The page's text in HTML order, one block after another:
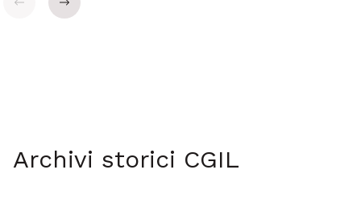
Indietro Avanti
Archivi storici CGIL